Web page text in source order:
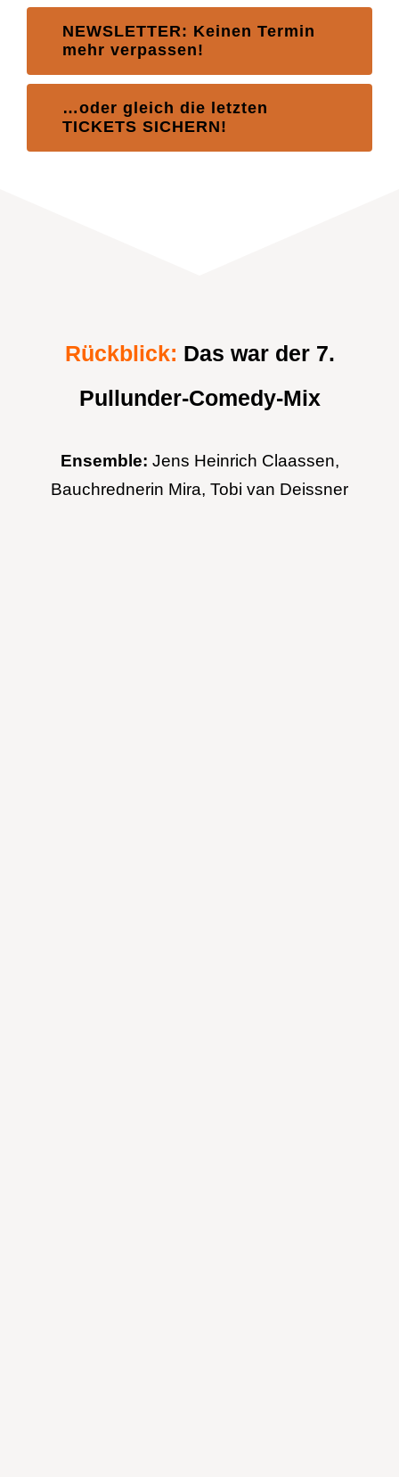
NEWSLETTER: Keinen Termin
mehr verpassen!
…oder gleich die letzten
TICKETS SICHERN!
Rückblick: Das war der 7.
Pullunder-Comedy-Mix
Ensemble: Jens Heinrich Claassen,
Bauchrednerin Mira, Tobi van Deissner